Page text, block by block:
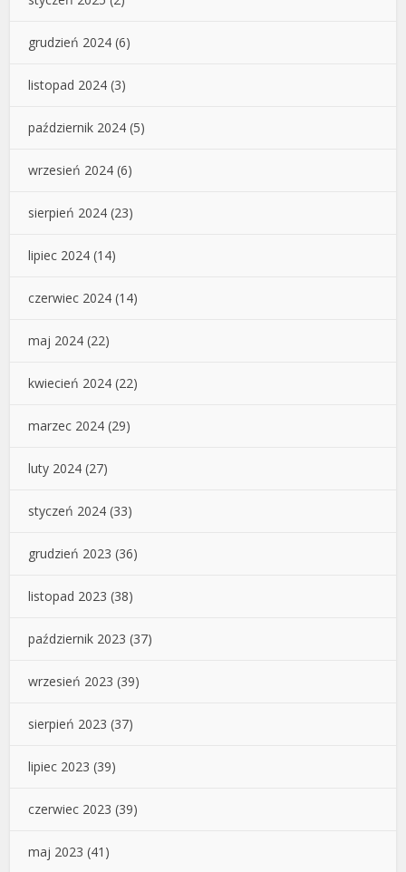
grudzień 2024 (6)
listopad 2024 (3)
październik 2024 (5)
wrzesień 2024 (6)
sierpień 2024 (23)
lipiec 2024 (14)
czerwiec 2024 (14)
maj 2024 (22)
kwiecień 2024 (22)
marzec 2024 (29)
luty 2024 (27)
styczeń 2024 (33)
grudzień 2023 (36)
listopad 2023 (38)
październik 2023 (37)
wrzesień 2023 (39)
sierpień 2023 (37)
lipiec 2023 (39)
czerwiec 2023 (39)
maj 2023 (41)